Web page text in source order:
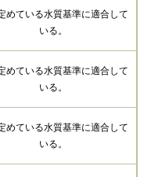
めている水質基準に適合して
いる。
めている水質基準に適合して
いる。
めている水質基準に適合して
いる。